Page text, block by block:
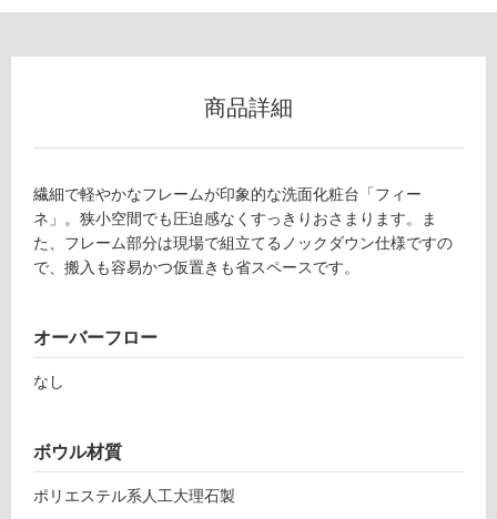
商品詳細
繊細で軽やかなフレームが印象的な洗面化粧台「フィー
ネ」。狭小空間でも圧迫感なくすっきりおさまります。ま
た、フレーム部分は現場で組立てるノックダウン仕様ですの
で、搬入も容易かつ仮置きも省スペースです。
オーバーフロー
なし
ボウル材質
ポリエステル系人工大理石製